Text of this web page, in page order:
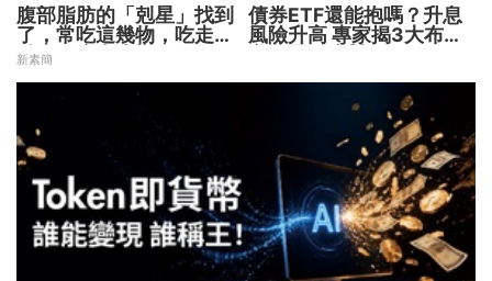
腹部脂肪的「剋星」找到
了，常吃這幾物，吃走大
肚囊，瘦出小蠻腰
新素簡
債券ETF還能抱嗎？升息
風險升高 專家揭3大布局